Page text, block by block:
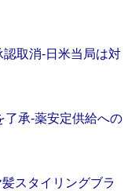
取消‐日米当局は対
了承‐薬安定供給への
髪スタイリングブラ